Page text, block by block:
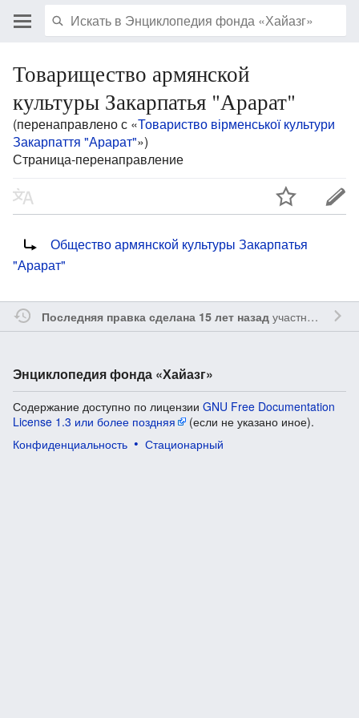
Товарищество армянской
культуры Закарпатья "Арарат"
(перенаправлено с «Товариство вірменської культури
Закарпаття "Арарат"»)
Страница-перенаправление
Общество армянской культуры Закарпатья
"Арарат"
Последняя правка сделана 15 лет назадучастником
Энциклопедия фонда «Хайазг»
Содержание доступно по лицензии GNU Free Documentation
License 1.3 или более поздняя
(если не указано иное).
Конфиденциальность
Стационарный